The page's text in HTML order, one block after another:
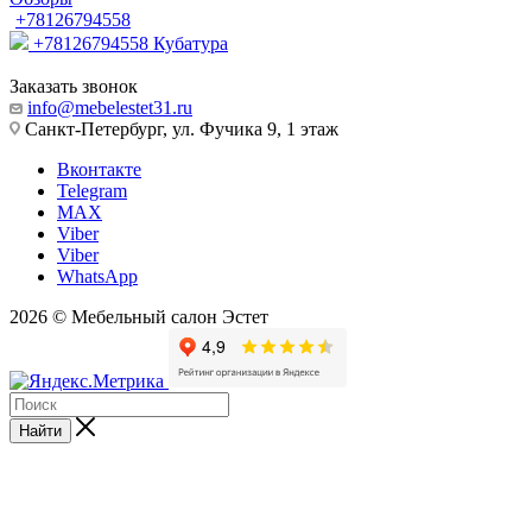
+78126794558
+78126794558 Кубатура
Заказать звонок
info@mebelestet31.ru
Санкт-Петербург, ул. Фучика 9, 1 этаж
Вконтакте
Telegram
MAX
Viber
Viber
WhatsApp
2026 © Мебельный салон Эстет
Найти